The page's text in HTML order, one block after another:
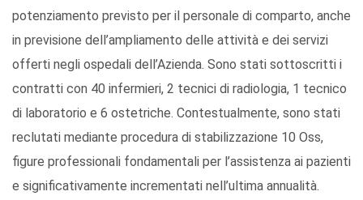
potenziamento previsto per il personale di comparto, anche
in previsione dell’ampliamento delle attività e dei servizi
offerti negli ospedali dell’Azienda. Sono stati sottoscritti i
contratti con 40 infermieri, 2 tecnici di radiologia, 1 tecnico
di laboratorio e 6 ostetriche. Contestualmente, sono stati
reclutati mediante procedura di stabilizzazione 10 Oss,
figure professionali fondamentali per l’assistenza ai pazienti
e significativamente incrementati nell’ultima annualità.